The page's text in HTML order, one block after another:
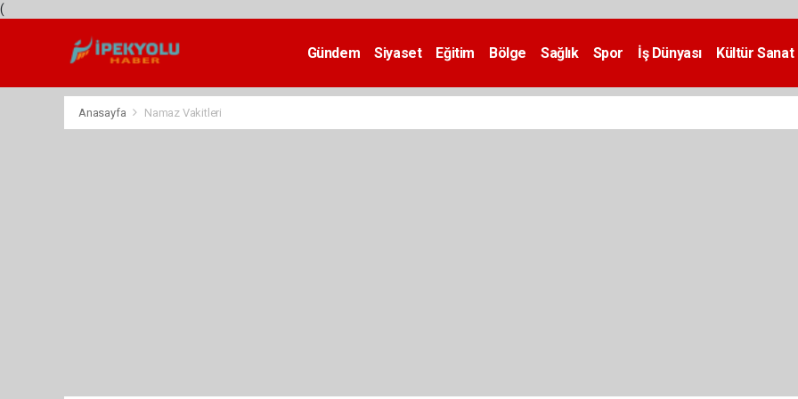
(
Gündem Siyaset Eğitim Bölge Sağlık Spor İş Dünyası Kültür Sanat
Anasayfa Namaz Vakitleri